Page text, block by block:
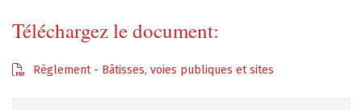
Téléchargez le document:
Règlement - Bâtisses, voies publiques et sites